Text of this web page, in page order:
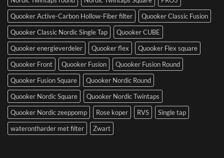
Quooker Active-Carbon Hollow-Fiber filter
Quooker Classic Fusion
Quooker Classic Nordic Single Tap
Quooker CUBE
Quooker energieverdeler
Quooker flex
Quooker Flex square
Quooker Front
Quooker Fusion
Quooker Fusion Round
Quooker Fusion Square
Quooker Nordic Round
Quooker Nordic Square
Quooker Nordic Twintaps
Quooker Nordic zeeppomp
Rose koper RVS
Single tap
waterontharder met filter
Zwart